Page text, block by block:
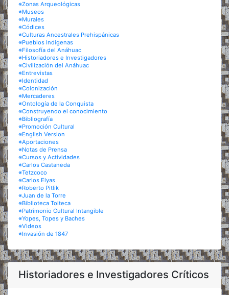
※Zonas Arqueológicas
※Museos
※Murales
※Códices
※Culturas Ancestrales Prehispánicas
※Pueblos Indígenas
※Filosofía del Anáhuac
※Historiadores e Investigadores
※Civilización del Anáhuac
※Entrevistas
※Identidad
※Colonización
※Mercaderes
※Ontología de la Conquista
※Construyendo el conocimiento
※Bibliografía
※Promoción Cultural
※English Version
※Aportaciones
※Notas de Prensa
※Cursos y Actividades
※Carlos Castaneda
※Tetzcoco
※Carlos Elyas
※Roberto Pitlik
※Juan de la Torre
※Biblioteca Tolteca
※Patrimonio Cultural Intangible
※Yopes, Topes y Baches
※Videos
※Invasión de 1847
Historiadores e Investigadores Críticos